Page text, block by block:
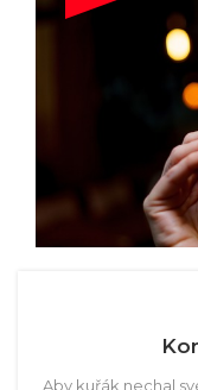
Aby kuřák nechal